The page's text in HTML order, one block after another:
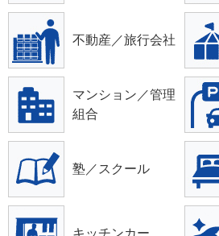
不動産／旅行会社
マンション／管理
組合
塾／スクール